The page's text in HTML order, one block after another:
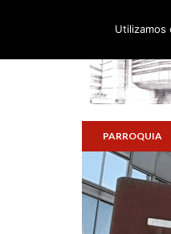
PARROQUIA
Utilizamos